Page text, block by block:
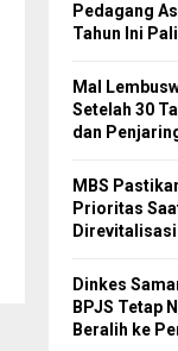
Pedagang
Tahun Ini
Mal
Setelah 30
dan
MBS
Prioritas
Direvitalisasi
Dinkes
BPJS Tetap
Beralih ke